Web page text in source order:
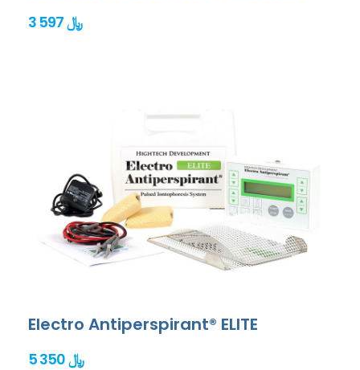
3 597 ﷼
Electro Antiperspirant® ELITE
5 350 ﷼